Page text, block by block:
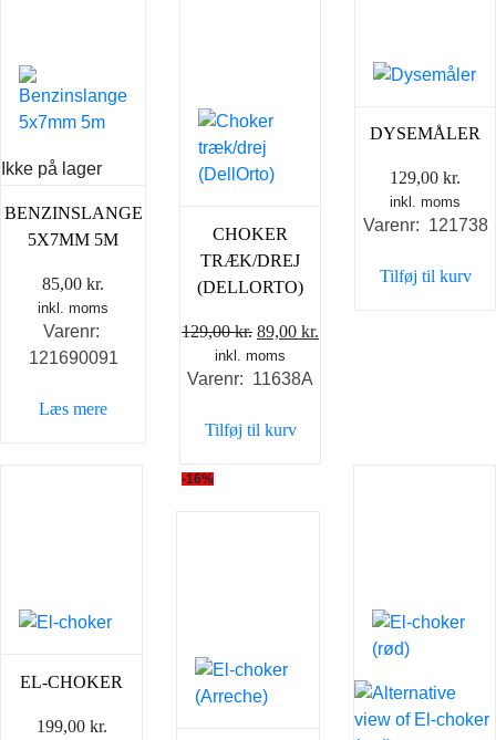
Ikke på lager
BENZINSLANGE
5X7MM 5M
85,00 kr.
inkl. moms
Varenr:
121690091
Læs mere
CHOKER
TRÆK/DREJ
(DELLORTO)
129,00kr. Den
oprindelige
pris
129,00 kr..
89,00 kr.
inkl. moms
Varenr: 11638A
Tilføj til kurv
DYSEMÅLER
129,00 kr.
inkl. moms
Varenr: 121738
Tilføj til kurv
EL-CHOKER
199,00 kr.
-16%